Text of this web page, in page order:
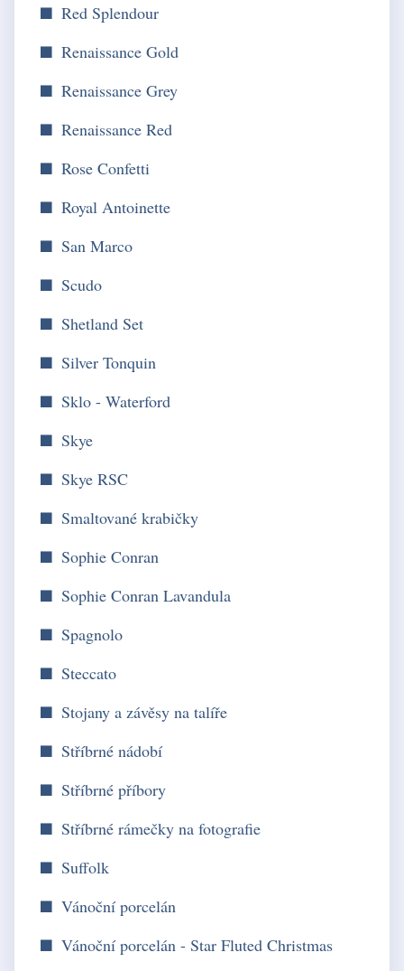
Red Splendour
Renaissance Gold
Renaissance Grey
Renaissance Red
Rose Confetti
Royal Antoinette
San Marco
Scudo
Shetland Set
Silver Tonquin
Sklo - Waterford
Skye
Skye RSC
Smaltované krabičky
Sophie Conran
Sophie Conran Lavandula
Spagnolo
Steccato
Stojany a závěsy na talíře
Stříbrné nádobí
Stříbrné příbory
Stříbrné rámečky na fotografie
Suffolk
Vánoční porcelán
Vánoční porcelán - Star Fluted Christmas